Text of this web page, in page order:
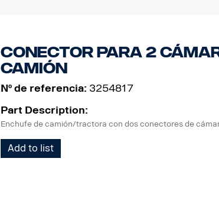
Conector para 2
camión
Nº de referencia: 3254817
Part Description:
Enchufe de camión/tractora con dos conectores de
Add to list